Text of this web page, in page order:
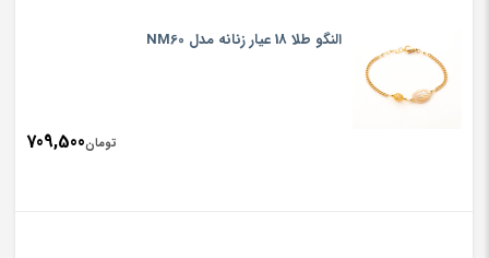
النگو طلا 18 عیار زنانه مدل NM60
تومان709,500